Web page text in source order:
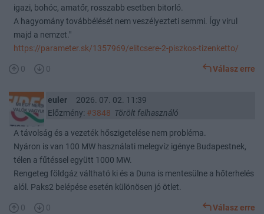
igazi, bohóc, amatőr, rosszabb esetben bitorló.
A hagyomány továbbélését nem veszélyezteti semmi. Így virul
majd a nemzet."
https://parameter.sk/1357969/elitcsere-2-piszkos-tizenketto/
0 0 Válasz erre
euler
2026. 07. 02. 11:39
Előzmény: #3848 Törölt felhasználó
A távolság és a vezeték hőszigetelése nem probléma.
Nyáron is van 100 MW használati melegvíz igénye Budapestnek,
télen a fűtéssel együtt 1000 MW.
Rengeteg földgáz váltható ki és a Duna is mentesülne a hőterhelés
alól. Paks2 belépése esetén különösen jó ötlet.
0 0 Válasz erre